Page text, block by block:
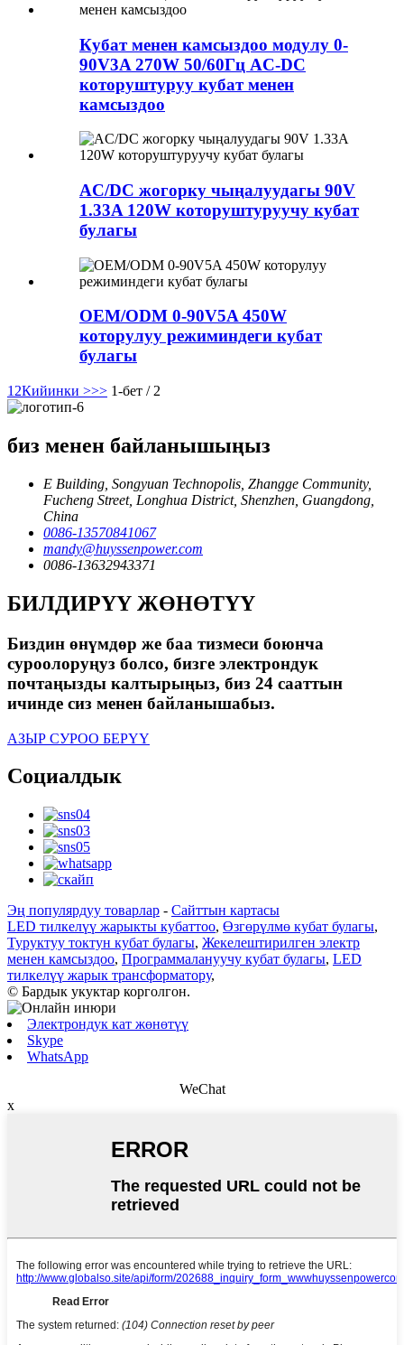
Кубат менен камсыздоо модулу 0-
90V3A 270W 50/60Гц AC-DC
которуштуруу кубат менен
камсыздоо
AC/DC жогорку чыңалуудагы 90V
1.33A 120W которуштуруучу кубат
булагы
OEM/ODM 0-90V5A 450W
которулуу режиминдеги кубат
булагы
1 2Кийинки >>> 1-бет / 2
биз менен байланышыңыз
E Building, Songyuan Technopolis, Zhangge Community,
Fucheng Street, Longhua District, Shenzhen, Guangdong,
China
0086-13570841067
mandy@huyssenpower.com
0086-13632943371
БИЛДИРҮҮ ЖӨНӨТҮҮ
Биздин өнүмдөр же баа тизмеси боюнча
суроолоруңуз болсо, бизге электрондук
почтаңызды калтырыңыз, биз 24 сааттын
ичинде сиз менен байланышабыз.
АЗЫР СУРОО БЕРҮҮ
Социалдык
Эң популярдуу товарлар - Сайттын картасы
LED тилкелүү жарыкты кубаттоо, Өзгөрүлмө кубат булагы,
Туруктуу токтун кубат булагы, Жекелештирилген электр
менен камсыздоо, Программалануучу кубат булагы, LED
тилкелүү жарык трансформатору,
© Бардык укуктар корголгон.
Электрондук кат жөнөтүү
Skype
WhatsApp
WeChat
x